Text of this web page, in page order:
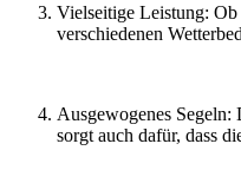
Vielseitige Leistung: Ob
verschiedenen
Ausgewogenes
sorgt auch dafür, dass